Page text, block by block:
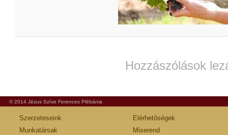
Hozzászólások
© 2014 Jézus Szíve Ferences Plébánia
Szerzeteseink
Munkatársak
Elérhetőségek
Miserend